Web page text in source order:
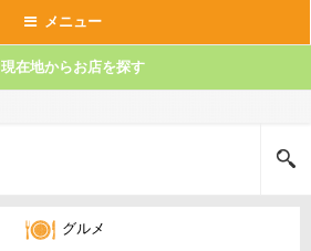
メニュー
現在地からお店を探す
グルメ